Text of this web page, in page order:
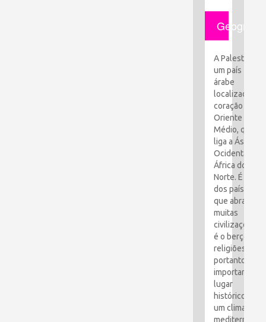
Geografia
A Palestina é
um país
árabe
localizado no
coração do
Oriente
Médio, que
liga a Ásia
Ocidental e a
África do
Norte. É um
dos países
que abraçou
muitas
civilizações e
é o berço das
religiões. É,
portanto, um
importante
lugar
histórico com
um clima
mediterrâneo